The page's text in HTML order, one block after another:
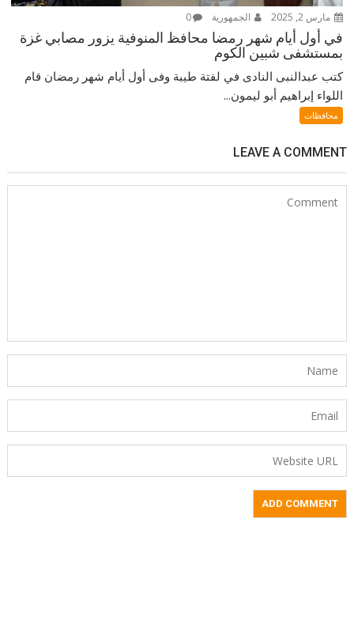
مارس 2, 2025 الجمهورية 0
في أول أيام شهر رمضا محافظ المنوفية يزور مصابي غزة
بمستشفى شبين الكوم
كتب عبدالنبى النادى في لفتة طيبة وفى أول أيام شهر رمضان قام
اللواء إبراهيم أبو ليمون...
محافظات
LEAVE A COMMENT